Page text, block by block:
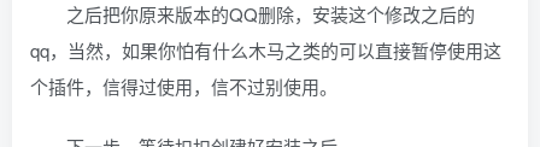
之后把你原来版本的QQ删除，安装这个修改之后的
qq，当然，如果你怕有什么木马之类的可以直接暂停使用这
个插件，信得过使用，信不过别使用。